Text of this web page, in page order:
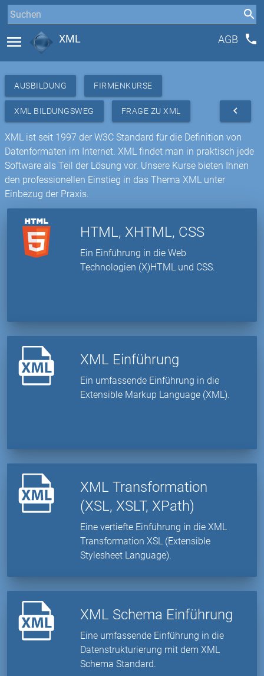
menu XML AGB phone
AUSBILDUNG FIRMENKURSE
XML BILDUNGSWEG FRAGE ZU XML navigate_before
XML ist seit 1997 der W3C Standard für die Definition von
Datenformaten im Internet. XML findet man in praktisch jede
Software als Teil der Lösung vor. Unsere Kurse bieten Ihnen
den professionellen Einstieg in das Thema XML unter
Einbezug der Praxis.
HTML, XHTML, CSS
Ein Einführung in die Web
Technologien (X)HTML und CSS.
XML Einführung
Ein umfassende Einführung in die
Extensible Markup Language (XML).
XML Transformation
(XSL, XSLT, XPath)
Eine vertiefte Einführung in die XML
Transformation XSL (Extensible
Stylesheet Language).
XML Schema Einführung
Eine umfassende Einführung in die
Datenstrukturierung mit dem XML
Schema Standard.